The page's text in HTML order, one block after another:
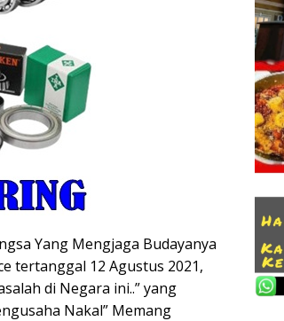
Yang Mengjaga Budayanya
tertanggal 12 Agustus 2021,
di Negara ini..” yang
Nakal” Memang